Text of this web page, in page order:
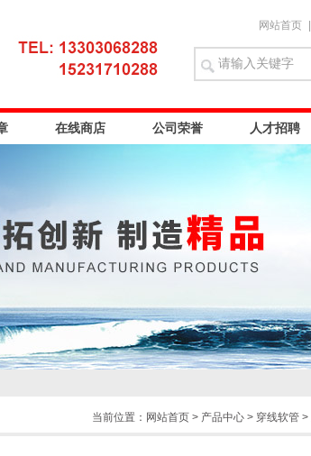
网站首页
在线商店 公司荣誉 人才招聘
当前位置： 网站首页> 产品中心> 穿线软管>